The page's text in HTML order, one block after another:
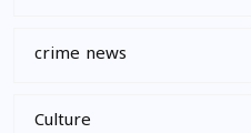
crime news
Culture